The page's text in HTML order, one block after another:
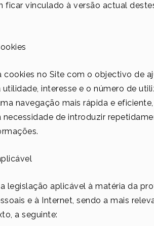
ficar vinculado à versão actual
cookies no Site com o objectivo de
utilidade, interesse e o número de
navegação mais rápida e eficiente,
necessidade de introduzir
legislação aplicável à matéria da
e à Internet, sendo a mais
a seguinte: